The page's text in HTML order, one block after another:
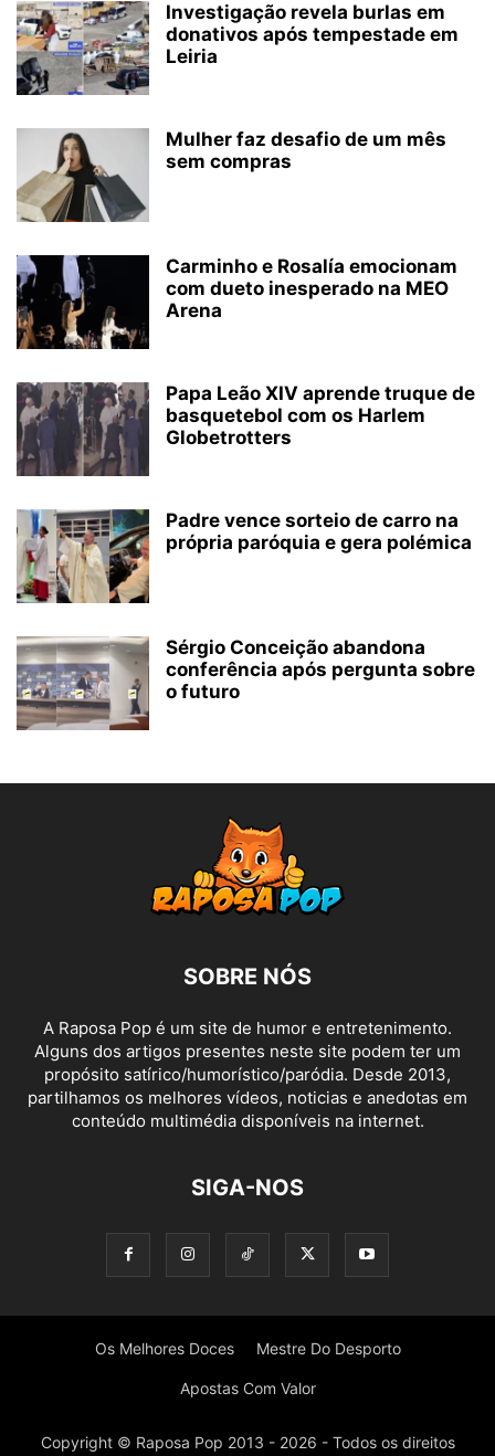
Investigação revela burlas em
donativos após tempestade em
Leiria
Mulher faz desafio de um mês
sem compras
Carminho e Rosalía emocionam
com dueto inesperado na MEO
Arena
Papa Leão XIV aprende truque de
basquetebol com os Harlem
Globetrotters
Padre vence sorteio de carro na
própria paróquia e gera polémica
Sérgio Conceição abandona
conferência após pergunta sobre
o futuro
SOBRE NÓS
A Raposa Pop é um site de humor e entretenimento.
Alguns dos artigos presentes neste site podem ter um
propósito satírico/humorístico/paródia. Desde 2013,
partilhamos os melhores vídeos, noticias e anedotas em
conteúdo multimédia disponíveis na internet.
SIGA-NOS
Os Melhores Doces Mestre Do Desporto
Apostas Com Valor
Copyright © Raposa Pop 2013 - 2026 - Todos os direitos